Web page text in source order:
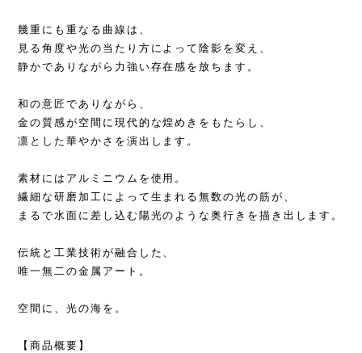
幾重にも重なる曲線は、
見る角度や光の当たり方によって陰影を変え、
静かでありながら力強い存在感を放ちます。
和の意匠でありながら、
金の質感が空間に現代的な煌めきをもたらし、
凛とした華やかさを演出します。
素材にはアルミニウムを使用。
繊細な研磨加工によって生まれる無数の光の筋が、
まるで水面に差し込む陽光のような奥行きを描き出します。
伝統と工業技術が融合した、
唯一無二の金属アート。
空間に、光の海を。
【商品概要】